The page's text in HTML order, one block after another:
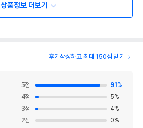
상품정보 더보기
후기작성하고 최대 150점 받기
5점 91 %
4점 5%
3점 4%
2점 0%